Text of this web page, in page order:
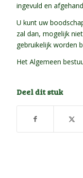
ingevuld en
U kunt uw
zal dan, mogelijk
gebruikelijk worden
Het Algemeen
Deel dit stuk